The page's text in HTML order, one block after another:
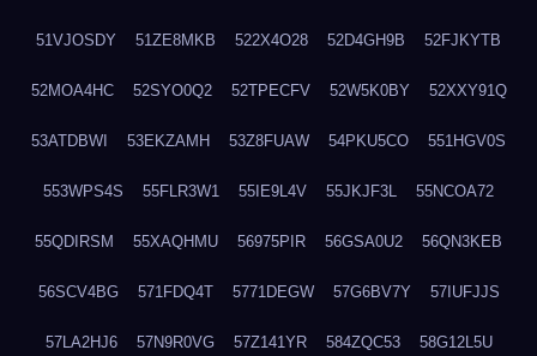
51VJOSDY 51ZE8MKB 522X4O28 52D4GH9B 52FJKYTB
52MOA4HC 52SYO0Q2 52TPECFV 52W5K0BY 52XXY91Q
53ATDBWI 53EKZAMH 53Z8FUAW 54PKU5CO 551HGV0S
553WPS4S 55FLR3W1 55IE9L4V 55JKJF3L 55NCOA72
55QDIRSM 55XAQHMU 56975PIR 56GSA0U2 56QN3KEB
56SCV4BG 571FDQ4T 5771DEGW 57G6BV7Y 57IUFJJS
57LA2HJ6 57N9R0VG 57Z141YR 584ZQC53 58G12L5U